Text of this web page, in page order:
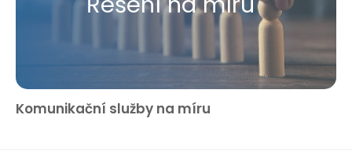
Komunikační služby na míru